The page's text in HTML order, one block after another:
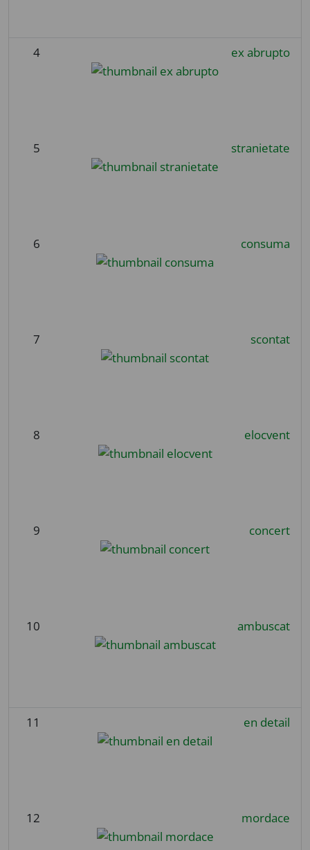
4 ex abrupto
5 stranietate
6 consuma
7 scontat
8 elocvent
9 concert
10 ambuscat
11 en detail
12 mordace